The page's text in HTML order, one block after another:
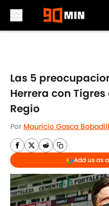
Las 5
Herrera con
Regio
Por Mauricio Gasca
Add us as